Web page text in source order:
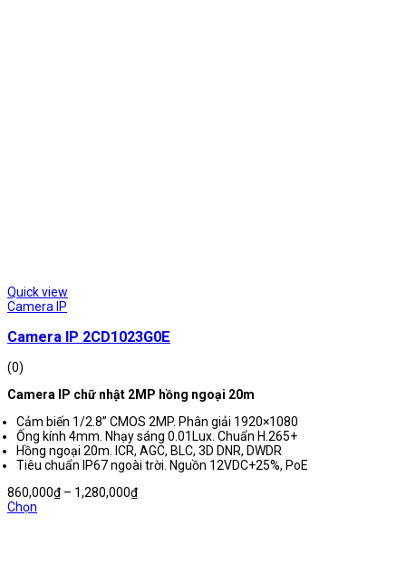
Quick view
Camera IP
Camera IP 2CD1023G0E
(0)
Camera IP chữ nhật 2MP hồng ngoại 20m
Cảm biến 1/2.8” CMOS 2MP. Phân giải 1920×1080
Ống kính 4mm. Nhạy sáng 0.01Lux. Chuẩn H.265+
Hồng ngoại 20m. ICR, AGC, BLC, 3D DNR, DWDR
Tiêu chuẩn IP67 ngoài trời. Nguồn 12VDC+25%, PoE
860,000₫ – 1,280,000₫Khoảng
Chọn